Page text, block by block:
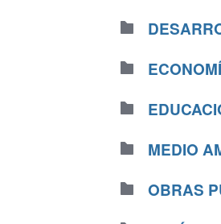
MEDIO
OBRAS